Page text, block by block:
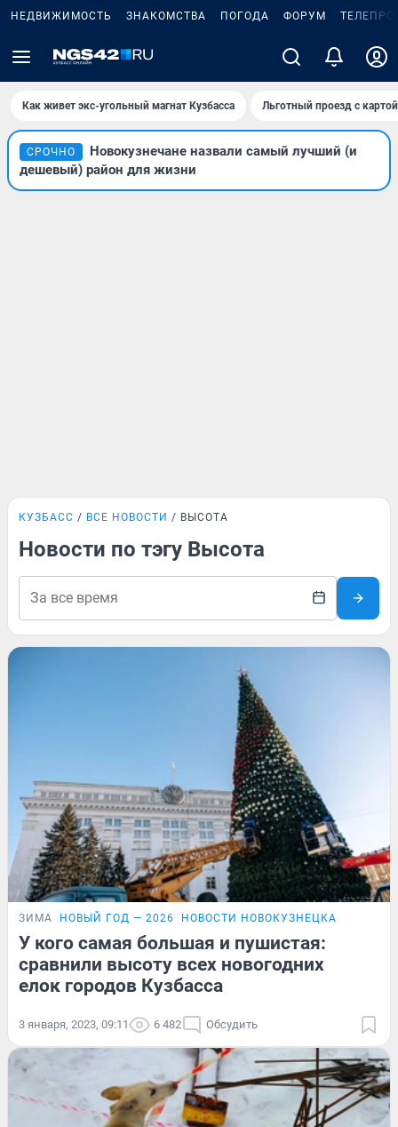
НЕДВИЖИМОСТЬ ЗНАКОМСТВА ПОГОДА ФОРУМ
Как живет экс-угольный магнат Кузбасса Льготный проезд с
СРОЧНО
Новокузнечане назвали самый лучший (и
дешевый) район для жизни
КУЗБАСС ВСЕ НОВОСТИ ВЫСОТА
Новости по тэгу Высота
ЗИМА НОВЫЙ ГОД — 2026 НОВОСТИ НОВОКУЗНЕЦКА
У кого самая большая и пушистая:
сравнили высоту всех новогодних
елок городов Кузбасса
3 января, 2023, 09:11 6 482 Обсудить